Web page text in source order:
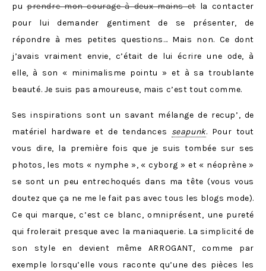
pu prendre mon courage à deux mains etla contacter
pour lui demander gentiment de se présenter, de
répondre à mes petites questions… Mais non. Ce dont
j’avais vraiment envie, c’était de lui écrire une ode, à
elle, à son « minimalisme pointu » et à sa troublante
beauté. Je suis pas amoureuse, mais c’est tout comme.
Ses inspirations sont un savant mélange de recup’, de
matériel hardware et de tendances seapunk. Pour tout
vous dire, la première fois que je suis tombée sur ses
photos, les mots « nymphe », « cyborg » et « néoprène »
se sont un peu entrechoqués dans ma tête (vous vous
doutez que ça ne me le fait pas avec tous les blogs mode).
Ce qui marque, c’est ce blanc, omniprésent, une pureté
qui frolerait presque avec la maniaquerie. La simplicité de
son style en devient même ARROGANT, comme par
exemple lorsqu’elle vous raconte qu’une des pièces les